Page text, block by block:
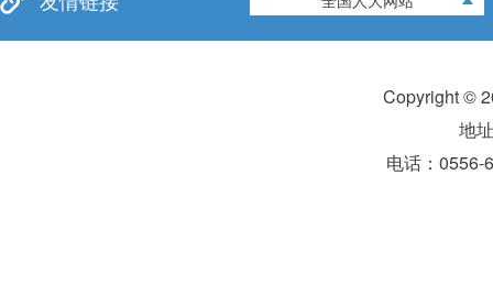
Copyright ©
地
电话：